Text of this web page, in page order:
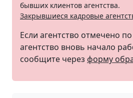
бывших клиентов агентства.
Закрывшиеся кадровые
Если агентство отмечено
агентство вновь начало
сообщите через форму